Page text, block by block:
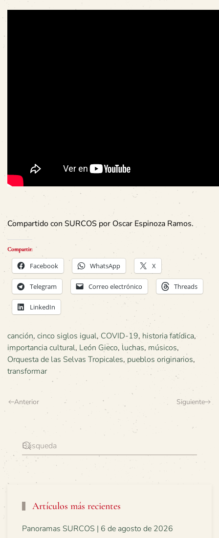
Compartido con SURCOS por Oscar Espinoza Ramos.
Compartir:
Facebook WhatsApp X
Telegram Correo electrónico Threads
LinkedIn
canción, cinco siglos igual,COVID-19, historia fatídica,
importancia cultural, León Gieco, luchas, músicos,
Orquesta de las Selvas Tropicales, pueblos originarios,
transformar
Anterior Siguiente
Artículos más recientes
Panoramas SURCOS | 6 de agosto de 2026